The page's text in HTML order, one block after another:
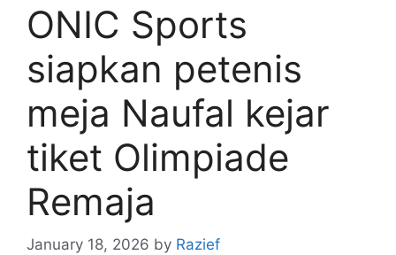
ONIC Sports
siapkan petenis
meja Naufal kejar
tiket Olimpiade
Remaja
January 18, 2026 by Razief